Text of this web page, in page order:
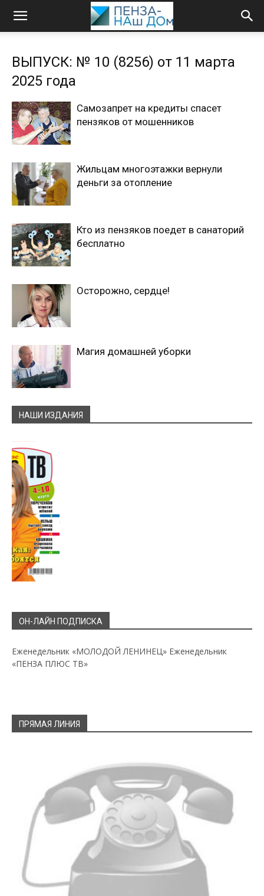
ВЫПУСК: № 10 (8256) от 11 марта
2025 года
Самозапрет на кредиты спасет
пензяков от мошенников
Жильцам многоэтажки вернули
деньги за отопление
Кто из пензяков поедет в санаторий
бесплатно
Осторожно, сердце!
Магия домашней уборки
НАШИ ИЗДАНИЯ
ОН-ЛАЙН ПОДПИСКА
Еженедельник «МОЛОДОЙ ЛЕНИНЕЦ» Еженедельник
«ПЕНЗА ПЛЮС ТВ»
ПРЯМАЯ ЛИНИЯ